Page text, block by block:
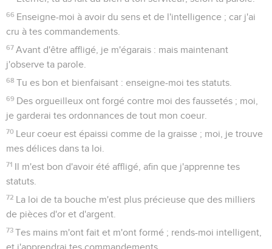
66 Enseigne-moi à avoir du sens et de l'intelligence ; car j'ai
cru à tes commandements.
67 Avant d'être affligé, je m'égarais : mais maintenant
j'observe ta parole.
68 Tu es bon et bienfaisant : enseigne-moi tes statuts.
69 Des orgueilleux ont forgé contre moi des faussetés ; moi,
je garderai tes ordonnances de tout mon coeur.
70 Leur coeur est épaissi comme de la graisse ; moi, je trouve
mes délices dans ta loi.
71 Il m'est bon d'avoir été affligé, afin que j'apprenne tes
statuts.
72 La loi de ta bouche m'est plus précieuse que des milliers
de pièces d'or et d'argent.
73 Tes mains m'ont fait et m'ont formé ; rends-moi intelligent,
et j'apprendrai tes commandements.